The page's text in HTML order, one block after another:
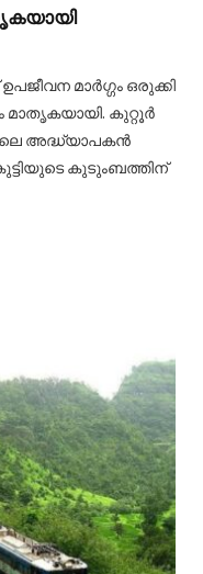
മാർഗ്ഗം ഒരുക്കി
കുറ്റൂർ
അദ്ധ്യാപകൻ
കുടുംബത്തിന്